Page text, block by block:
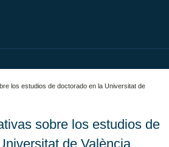
los estudios de doctorado en la Universitat de
sobre los estudios de
de València